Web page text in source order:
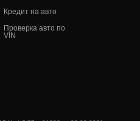
Кредит на авто
Проверка авто по
VIN